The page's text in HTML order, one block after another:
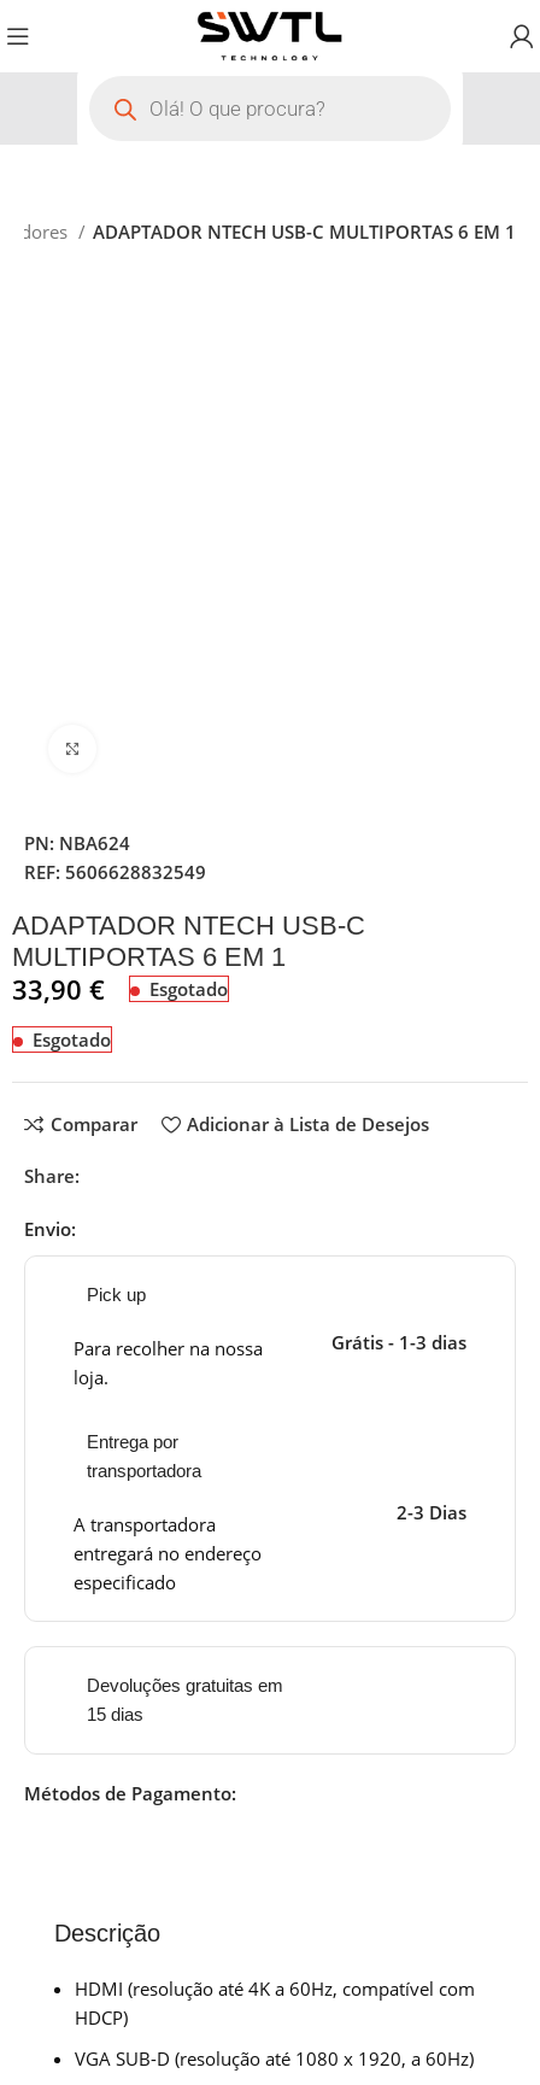
ADAPTADOR NTECH USB-C MULTIPORTAS 6 EM 1
PN: NBA624
REF:5606628832549
ADAPTADOR NTECH USB-C
MULTIPORTAS 6 EM 1
33,90€ Esgotado
Esgotado
Comparar Adicionar à Lista de Desejos
Share:
Envio:
Pick up
Para recolher na nossa
loja.
Grátis - 1-3 dias
Entrega por
transportadora
A transportadora
entregará no endereço
especificado
2-3 Dias
Devoluções gratuitas em
15 dias
Métodos de Pagamento:
Descrição
HDMI (resolução até 4K a 60Hz, compatível com
HDCP)
VGA SUB-D (resolução até 1080 x 1920, a 60Hz)